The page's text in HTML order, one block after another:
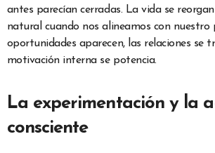
antes parecían cerradas. La vida se
natural cuando nos alineamos con nuestro
oportunidades aparecen, las relaciones se
motivación interna se potencia.
La experimentación y la
consciente